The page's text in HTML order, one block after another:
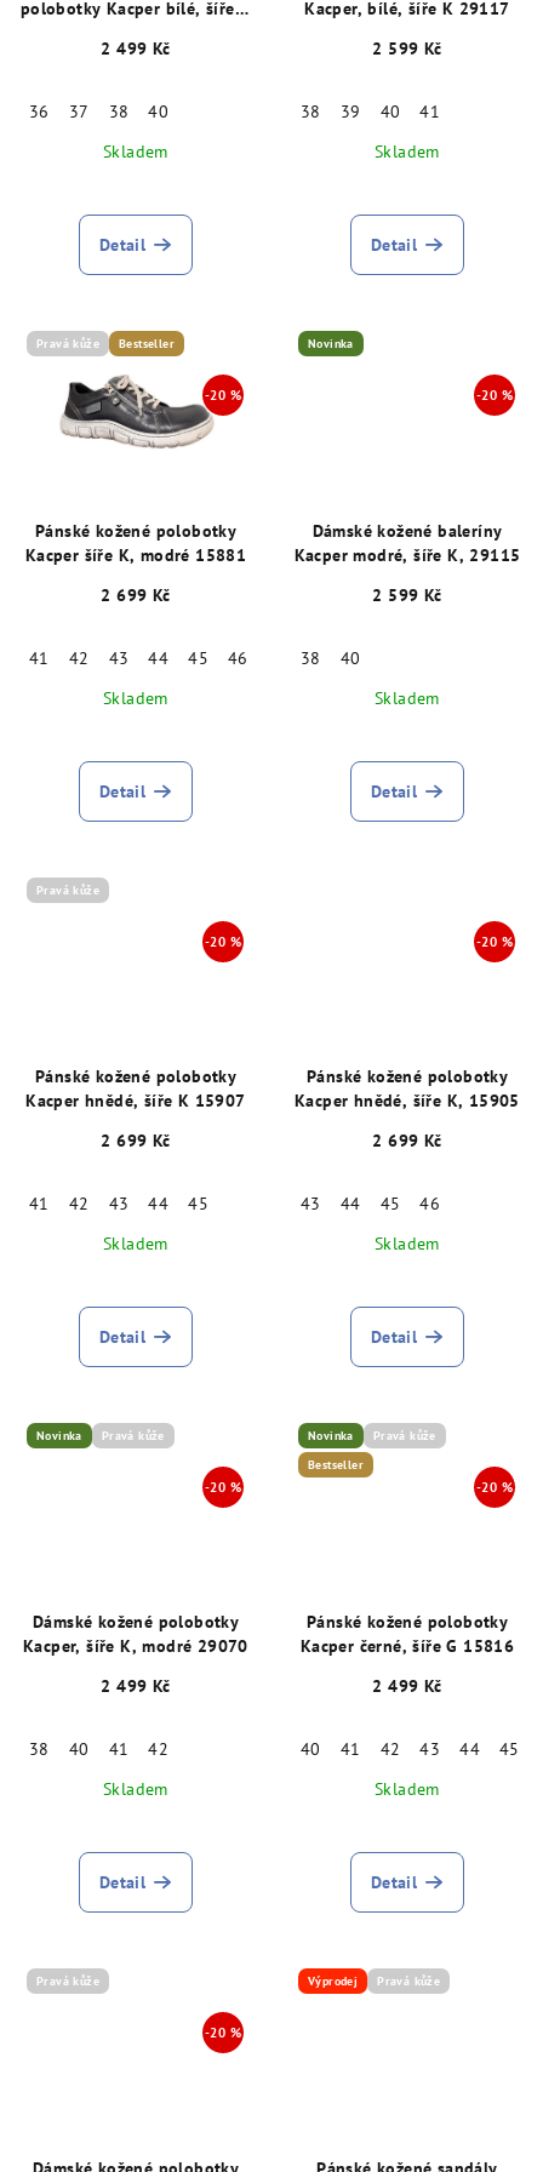
opolobotky Kacper bílé, šíře K
2 499 Kč
36 37 38
40
Skladem
Detail
Kacper, bílé, šíře K 29117
2 599 Kč
38 39 40
41
Skladem
Detail
Pravá kůže Bestseller
Pánské kožené polobotky
Kacper šíře K, modré 15881
2 699 Kč
41 42 43 44 45
46
Skladem
Detail
Novinka
Dámské kožené baleríny
Kacper modré, šíře K, 29115
2 599 Kč
38
40
Skladem
Detail
Pravá kůže
Pánské kožené polobotky
Kacper hnědé, šíře K 15907
2 699 Kč
41 42 43 44
45
Skladem
Detail
Pánské kožené polobotky
Kacper hnědé, šíře K, 15905
2 699 Kč
43 44 45
46
Skladem
Detail
Novinka Pravá kůže
Dámské kožené polobotky
Kacper, šíře K, modré 29070
2 499 Kč
38 40 41
42
Skladem
Detail
Novinka
Pravá kůže
Bestseller
Pánské kožené polobotky
Kacper černé, šíře G 15816
2 499 Kč
40 41 42 43 44
45
Skladem
Detail
Pravá kůže Výprodej Pravá kůže